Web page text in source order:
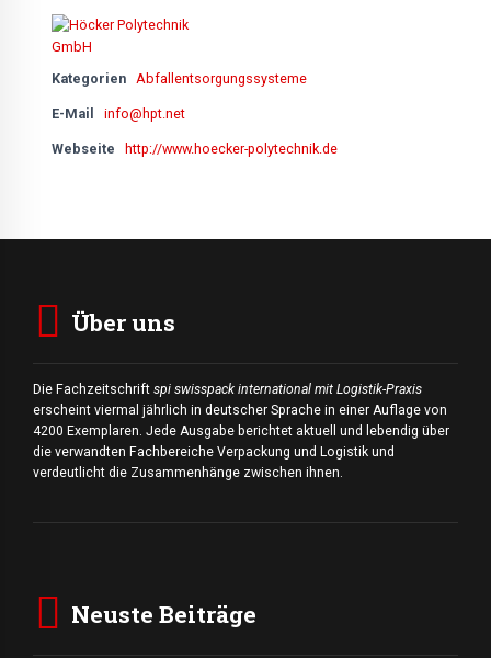
Kategorien Abfallentsorgungssysteme
E-Mail info@hpt.net
Webseite http://www.hoecker-polytechnik.de
Über uns
Die Fachzeitschrift spi swisspack international mit Logistik-Praxis
erscheint viermal jährlich in deutscher Sprache in einer Auflage von
4200 Exemplaren. Jede Ausgabe berichtet aktuell und lebendig über
die verwandten Fachbereiche Verpackung und Logistik und
verdeutlicht die Zusammenhänge zwischen ihnen.
Neuste Beiträge